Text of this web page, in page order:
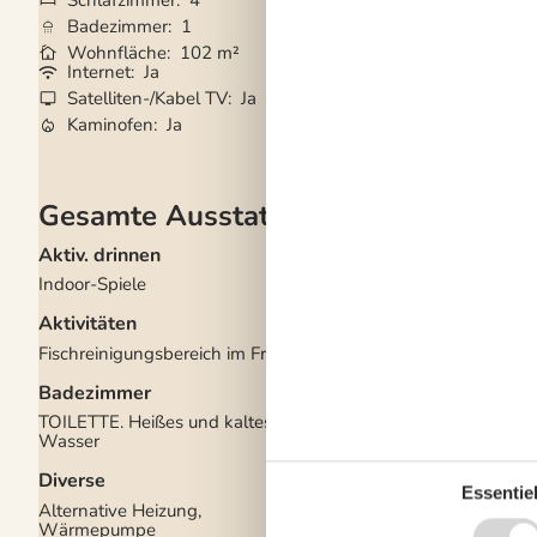
Badezimmer 1
Wohnfläche 102 m²
Internet Ja
Satelliten-/Kabel TV Ja
Kaminofen Ja
Gesamte Ausstattung
Aktiv. drinnen
Indoor-Spiele
Aktivitäten
Fischreinigungsbereich im Freien
Badezimmer
TOILETTE. Heißes und kaltes
Wasser
Diverse
Alternative Heizung,
Wärmepumpe
Fußbodenheizung im